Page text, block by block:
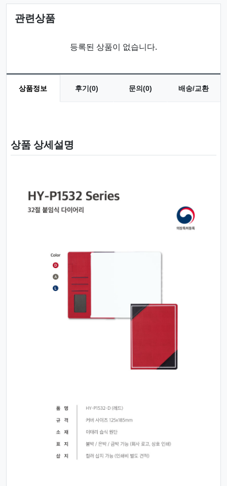
관련상품
등록된 상품이 없습니다.
상품정보 후기(0) 문의(0) 배송/교환
상품 상세설명